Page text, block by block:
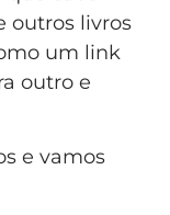
outros livros
um link
outro e
e vamos